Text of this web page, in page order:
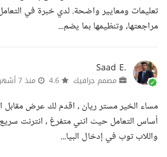
تعليمات ومعايير واضحة. لدي خبرة في التعامل
مراجعتها، وتنظيمها بما يضم...
Saad E.
مصمم جرافيك منذ 7 أشهر
مساء الخير مستر ريان ، اقدم لك عرض مقابل
أساس التعامل حيث انني متفرغ ، انترنت
واللاب توب في إدخال البيا...